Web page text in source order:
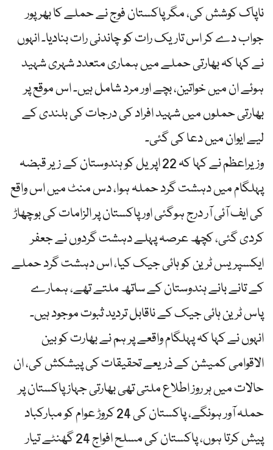
ناپاک کوشش کی، مگر پاکستان فوج نے حملے کا بھرپور
جواب دے کر اس تاریک رات کو چاندنی رات بنادیا۔ انہوں
نے کہا کہ بھارتی حملے میں ہماری متعدد شہری شہید
ہوئے ان میں خواتین، بچے اور مرد شامل ہیں۔ اس موقع پر
بھارتی حملوں میں شہید افراد کی درجات کی بلندی کے
لیے ایوان میں دعا کی گئی۔
وزیراعظم نے کہا کہ 22 اپریل کو ہندوستان کے زیر قبضہ
پہلگام میں دہشت گرد حملہ ہوا، دس منٹ میں اس واقع
کی ایف آئی آر درج ہوگئی اور پاکستان پر الزامات کی بوچھاڑ
کردی گئی، کچھ عرصہ پہلے دہشت گردوں نے جعفر
ایکسپریس ٹرین کو ہائی جیک کیا، اس دہشت گرد حملے
کے تانے بانے ہندوستان کے ساتھ ملتے تھے، ہمارے
پاس ٹرین ہائی جیک کے ناقابل تردید ثبوت موجود ہیں۔
انہوں نے کہا کہ پہلگام واقعے پر ہم نے بھارت کو بین
الاقوامی کمیشن کے ذریعے تحقیقات کی پیشکش کی، ان
حالات میں ہر روز اطلاع ملتی تھی بھارتی جہاز پاکستان پر
حملہ آور ہونگے، پاکستان کی 24 کروڑ عوام کو مبارکباد
پیش کرتا ہوں، پاکستان کی مسلح افواج 24 گھنٹے تیار